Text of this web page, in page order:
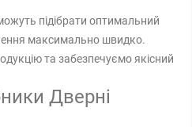
підібрати оптимальний
максимально швидко.
та забезпечуємо якісний
Дверні